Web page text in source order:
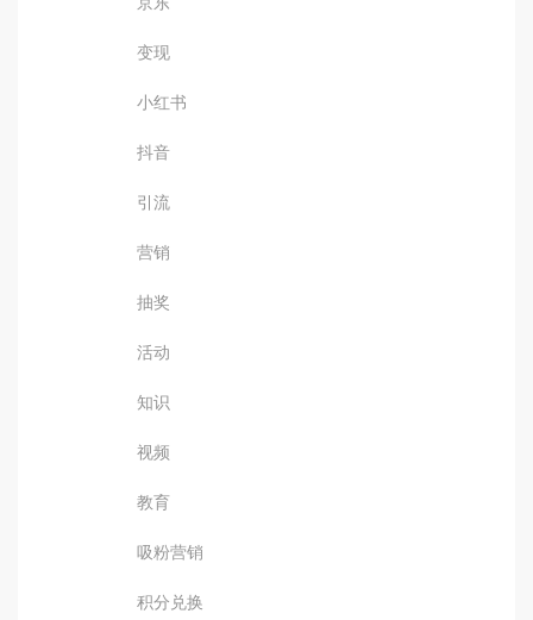
变现
小红书
抖音
引流
营销
抽奖
活动
知识
视频
教育
吸粉营销
积分兑换